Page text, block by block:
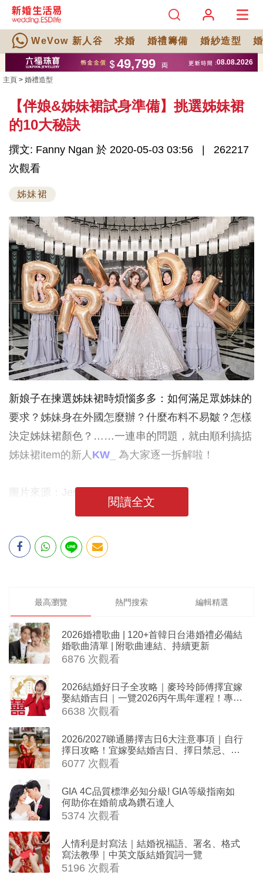
WeVow 新人谷 求婚 婚禮籌備 婚紗造型
主頁 > 婚禮造型
【伴娘&姊妹裙試身準備】挑選姊妹裙
的10大秘訣
撰文: Fanny Ngan 於 2020-05-03 03:56
262217
次觀看
姊妹裙
新娘子在揀選姊妹裙時煩惱多多：如何滿足眾姊妹的
要求？姊妹身在外國怎麼辦？什麼布料不易皺？怎樣
決定姊妹裙顏色？……一連串的問題，就由順利搞掂
姊妹裙item的新人 KW_ 為大家逐一拆解啦！
圖片來源：Jessica Tsoi 蔡明思 IG
閱讀全文
最高瀏覽 熱門搜索 編輯精選
2026婚禮歌曲 | 120+首韓日台港婚禮必備結
婚歌曲清單 | 附歌曲連結、持續更新
6876 次觀看
2026結婚好日子全攻略｜麥玲玲師傅擇宜嫁
娶結婚吉日｜一覽2026丙午馬年運程！專業
擇日結婚+避開沖煞生肖指南
6638 次觀看
2026/2027睇通勝擇吉日6大注意事項｜自行
擇日攻略！宜嫁娶結婚吉日、擇日禁忌、相
沖生肖一覽
6077 次觀看
GIA 4C品質標準必知分級! GIA等級指南如
何助你在婚前成為鑽石達人
5374 次觀看
人情利是封寫法｜結婚祝福語、署名、格式
寫法教學｜中英文版結婚賀詞一覽
5196 次觀看